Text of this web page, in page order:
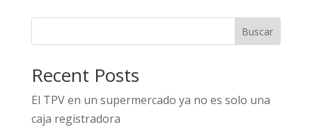
Buscar
Recent Posts
El TPV en un supermercado ya no es solo una
caja registradora